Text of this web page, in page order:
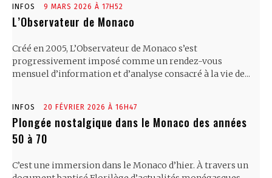
INFOS 9 MARS 2026 À 17H52
L’Observateur de Monaco
Créé en 2005, L’Observateur de Monaco s’est
progressivement imposé comme un rendez-vous
mensuel d’information et d’analyse consacré à la vie de...
INFOS 20 FÉVRIER 2026 À 16H47
Plongée nostalgique dans le Monaco des années
50 à 70
C’est une immersion dans le Monaco d’hier. À travers un